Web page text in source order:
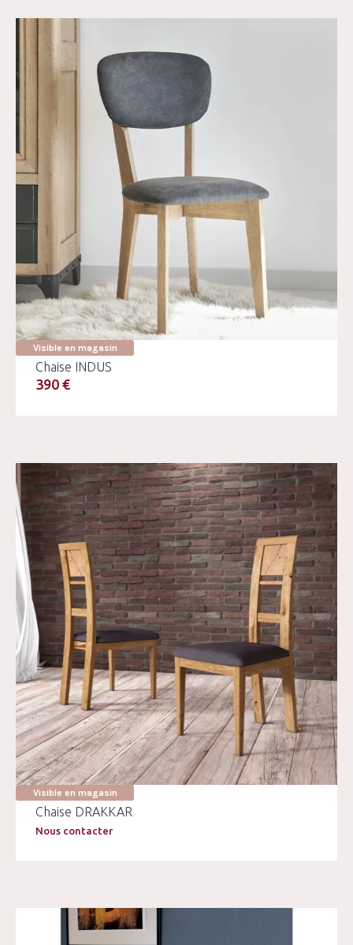
Visible en magasin
Chaise INDUS
390 €
Visible en magasin
Chaise DRAKKAR
Nous contacter